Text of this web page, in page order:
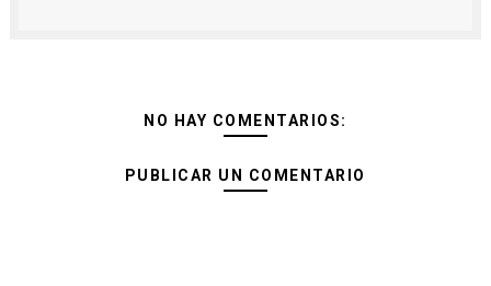
NO HAY COMENTARIOS:
PUBLICAR UN COMENTARIO